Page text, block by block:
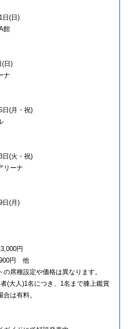
日(日)
館
(日)
ナ
日(月・祝)
日(火・祝)
リーナ
日(月)
円
円 他
席種設定や価格は異なります。
(大人)1名につき、1名まで膝上鑑賞
は有料。